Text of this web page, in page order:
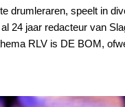
drumleraren, speelt in
24 jaar redacteur van
RLV is DE BOM,